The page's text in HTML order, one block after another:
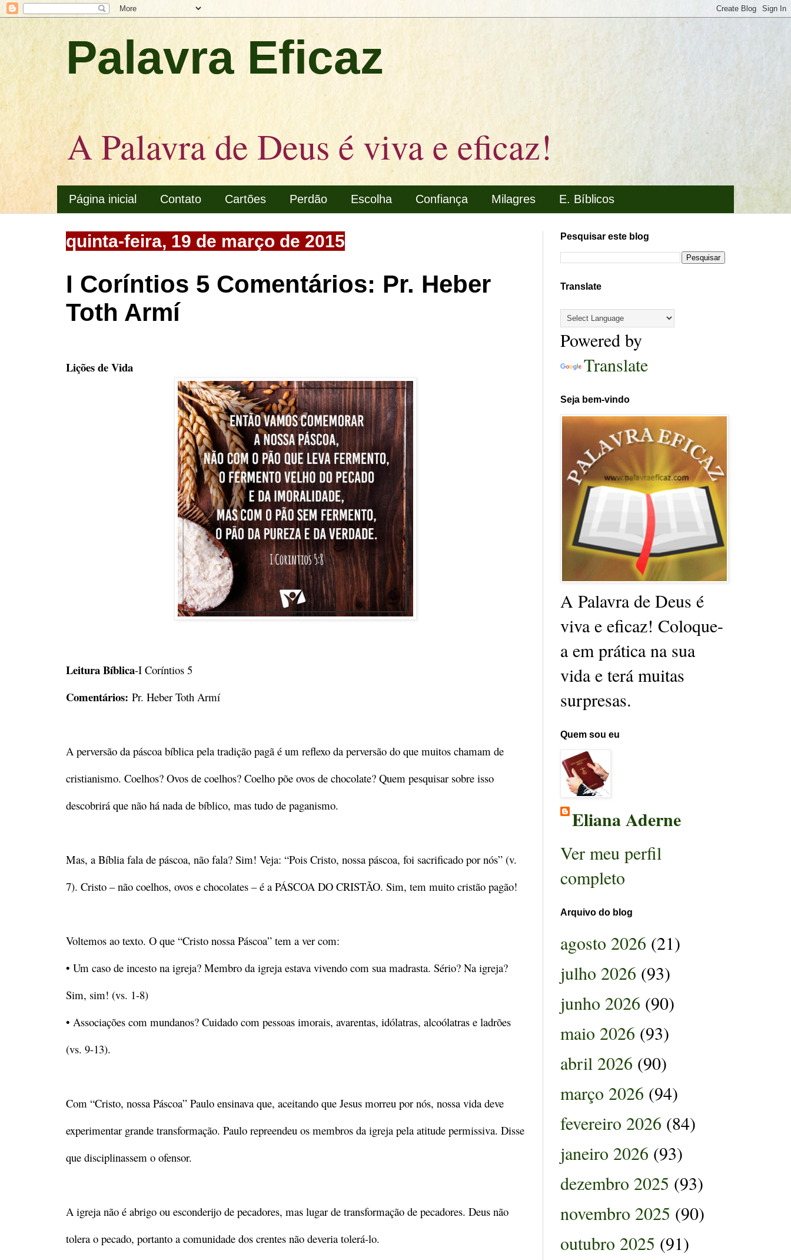
Palavra Eficaz
A Palavra de Deus é viva e eficaz!
Página inicial Contato Cartões Perdão Escolha Confiança Milagres E. Bíblicos
quinta-feira, 19 de março de 2015
I Coríntios 5 Comentários: Pr. Heber
Toth Armí
Lições de Vida
Leitura Bíblica-I Coríntios 5
Comentários: Pr. Heber Toth Armí
A perversão da páscoa bíblica pela tradição pagã é um reflexo da perversão do que muitos chamam de
cristianismo. Coelhos? Ovos de coelhos? Coelho põe ovos de chocolate? Quem pesquisar sobre isso
descobrirá que não há nada de bíblico, mas tudo de paganismo.
Mas, a Bíblia fala de páscoa, não fala? Sim! Veja: “Pois Cristo, nossa páscoa, foi sacrificado por nós” (v.
7). Cristo – não coelhos, ovos e chocolates – é a PÁSCOA DO CRISTÃO. Sim, tem muito cristão pagão!
Voltemos ao texto. O que “Cristo nossa Páscoa” tem a ver com:
• Um caso de incesto na igreja? Membro da igreja estava vivendo com sua madrasta. Sério? Na igreja?
Sim, sim! (vs. 1-8)
• Associações com mundanos? Cuidado com pessoas imorais, avarentas, idólatras, alcoólatras e ladrões
(vs. 9-13).
Com “Cristo, nossa Páscoa” Paulo ensinava que, aceitando que Jesus morreu por nós, nossa vida deve
experimentar grande transformação. Paulo repreendeu os membros da igreja pela atitude permissiva. Disse
que disciplinassem o ofensor.
A igreja não é abrigo ou esconderijo de pecadores, mas lugar de transformação de pecadores. Deus não
tolera o pecado, portanto a comunidade dos crentes não deveria tolerá-lo.
Pesquisar este blog
Translate
Powered by
Translate
Seja bem-vindo
A Palavra de Deus é
viva e eficaz! Coloque-
a em prática na sua
vida e terá muitas
surpresas.
Quem sou eu
Eliana Aderne
Ver meu perfil
completo
Arquivo do blog
agosto 2026 (21)
julho 2026 (93)
junho 2026 (90)
maio 2026 (93)
abril 2026 (90)
março 2026 (94)
fevereiro 2026 (84)
janeiro 2026 (93)
dezembro 2025 (93)
novembro 2025 (90)
outubro 2025 (91)